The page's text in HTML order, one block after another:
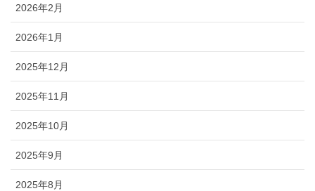
2026年2月
2026年1月
2025年12月
2025年11月
2025年10月
2025年9月
2025年8月